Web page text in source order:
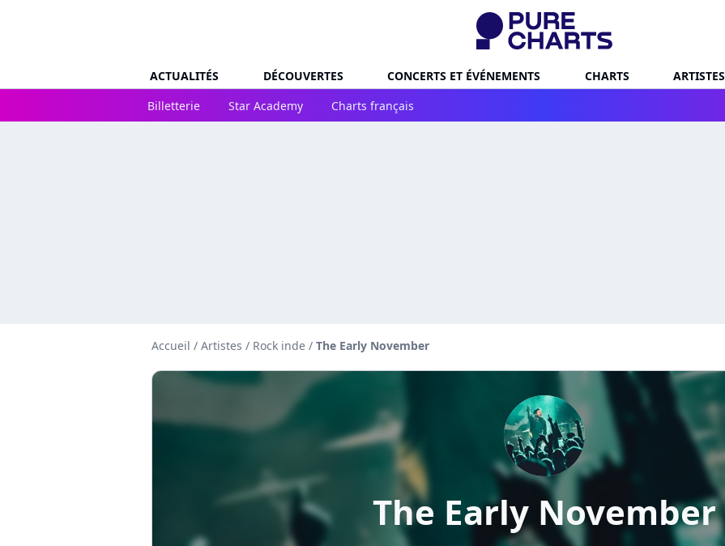
ACTUALITÉS DÉCOUVERTES CONCERTS ET ÉVÉNEMENTS CHARTS ARTISTES
Billetterie
Star Academy Charts français
Accueil / Artistes / Rock inde / The Early November
The Early November